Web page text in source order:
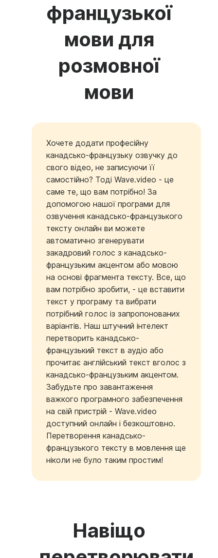
французької
мови для
розмовної
мови
Хочете додати професійну
канадсько-французьку озвучку до
свого відео, не записуючи її
самостійно? Тоді Wave.video - це
саме те, що вам потрібно! За
допомогою нашої програми для
озвучення канадсько-французького
тексту онлайн ви можете
автоматично згенерувати
закадровий голос з канадсько-
французьким акцентом або мовою
на основі фрагмента тексту. Все, що
вам потрібно зробити, - це вставити
текст у програму та вибрати
потрібний голос із запропонованих
варіантів. Наш штучний інтелект
перетворить канадсько-
французький текст в аудіо або
прочитає англійський текст вголос з
канадсько-французьким акцентом.
Забудьте про завантаження
важкого програмного забезпечення
на свій пристрій - Wave.video
доступний онлайн і безкоштовно.
Перетворення канадсько-
французького тексту в мовлення ще
ніколи не було таким простим!
Навіщо